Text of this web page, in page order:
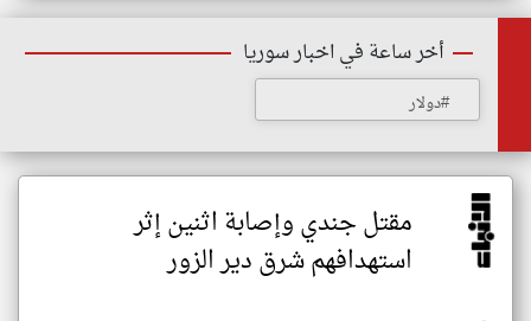
أخر ساعة في اخبار سوريا
#دولار
مقتل جندي وإصابة اثنين إثر
استهدافهم شرق دير الزور